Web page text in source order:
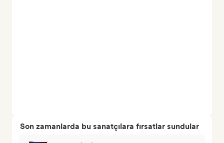
Son zamanlarda bu sanatçılara fırsatlar sundular